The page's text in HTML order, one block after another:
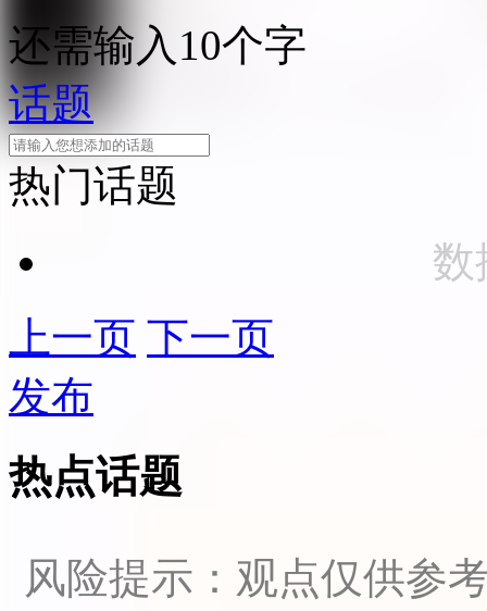
还需输入10个字
话题
热门话题
数
上一页 下一页
发布
热点话题
风险提示：观点仅供参